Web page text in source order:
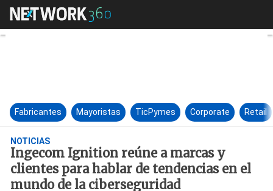
Ingecom Ignition reúne a
Fabricantes Mayoristas TicPymes Corporate Retail
NOTICIAS
Ingecom Ignition reúne a marcas y
clientes para hablar de tendencias en el
mundo de la ciberseguridad